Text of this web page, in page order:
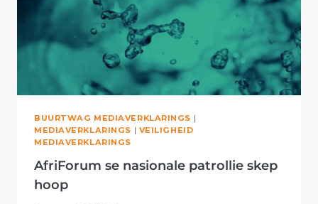
BUURTWAG MEDIAVERKLARINGS |
MEDIAVERKLARINGS | VEILIGHEID
MEDIAVERKLARINGS
AfriForum se nasionale patrollie skep
hoop